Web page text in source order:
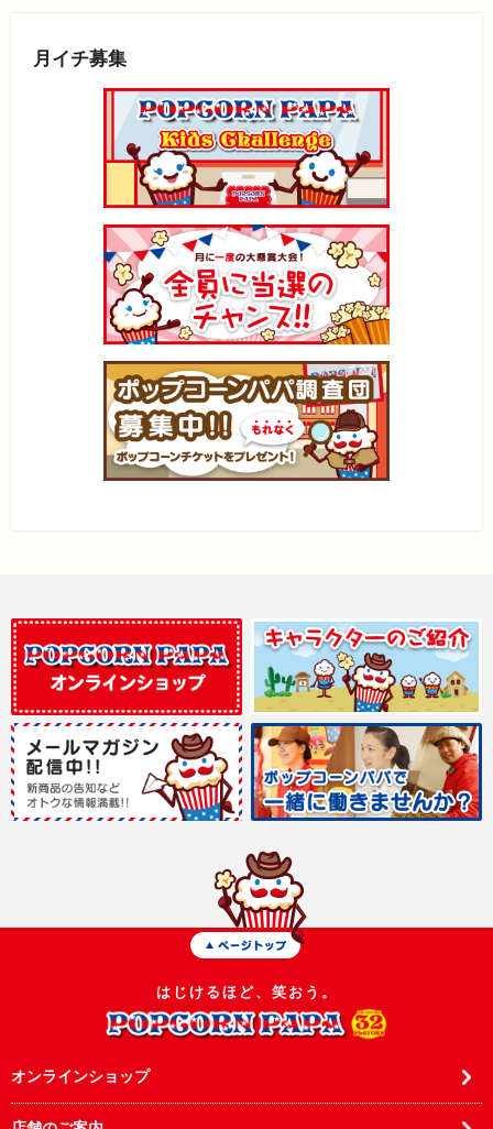
月イチ募集
はじけるほど、笑おう。
オンラインショップ